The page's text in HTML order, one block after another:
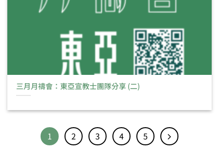
三月月禱會：東亞宣教士團隊分享 (二)
1 2 3 4 5